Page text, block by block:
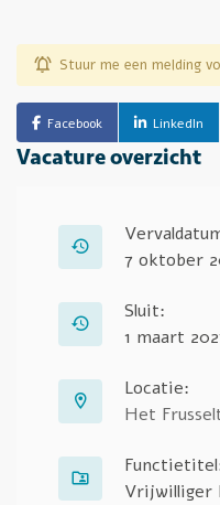
Stuur me een melding
Facebook LinkedIn
Vacature overzicht
7 oktober
Sluit:
1 maart
Locatie:
Het
Vrijwilliger